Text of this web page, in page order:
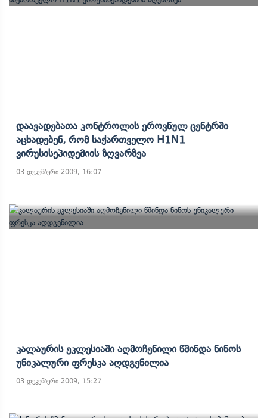
Დაავადებათა Კონტროლის Ეროვნულ Ცენტრში
Აცხადებენ, Რომ Საქართველო H1N1
Ვირუსისეპიდემიის Ზღვარზეა
03 დეკემბერი 2009, 16:07
Კალაურის Ეკლესიაში Აღმოჩენილი Წმინდა Ნინოს
Უნიკალური Ფრესკა Აღდგენილია
03 დეკემბერი 2009, 15:27